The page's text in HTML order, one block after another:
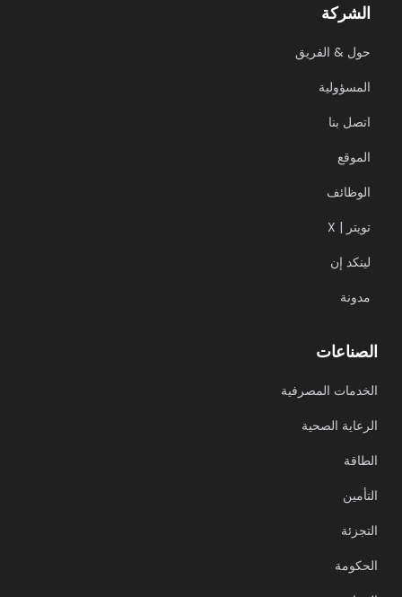
الشركة
حول & الفريق
المسؤولية
اتصل بنا
الموقع
الوظائف
X | تويتر
لينكد إن
مدونة
الصناعات
الخدمات المصرفية
الرعاية الصحية
الطاقة
التأمين
التجزئة
الحكومة